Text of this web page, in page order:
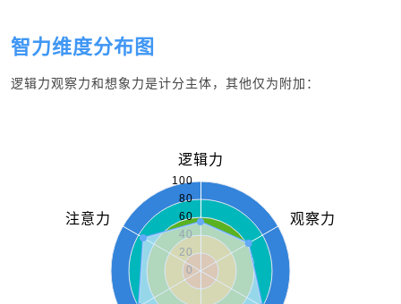
智力维度分布图
逻辑力观察力和想象力是计分主体，其他仅为附加：